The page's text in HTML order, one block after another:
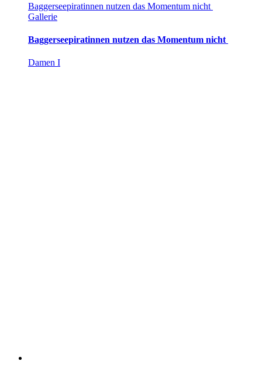
Baggerseepiratinnen nutzen das Momentum nicht
Gallerie
Baggerseepiratinnen nutzen das Momentum nicht
Damen I